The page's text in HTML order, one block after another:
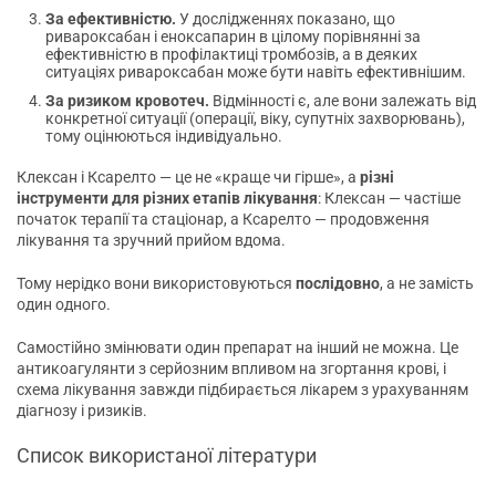
За ефективністю. У дослідженнях показано, що
ривароксабан і еноксапарин в цілому порівнянні за
ефективністю в профілактиці тромбозів, а в деяких
ситуаціях ривароксабан може бути навіть ефективнішим.
За ризиком кровотеч. Відмінності є, але вони залежать від
конкретної ситуації (операції, віку, супутніх захворювань),
тому оцінюються індивідуально.
Клексан і Ксарелто — це не «краще чи гірше», а різні
інструменти для різних етапів лікування: Клексан — частіше
початок терапії та стаціонар, а Ксарелто — продовження
лікування та зручний прийом вдома.
Тому нерідко вони використовуються послідовно, а не замість
один одного.
Самостійно змінювати один препарат на інший не можна. Це
антикоагулянти з серйозним впливом на згортання крові, і
схема лікування завжди підбирається лікарем з урахуванням
діагнозу і ризиків.
Список використаної літератури